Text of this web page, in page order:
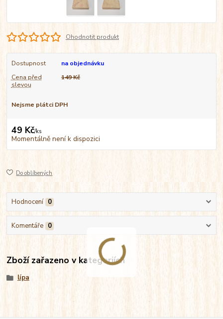
Ohodnotit produkt
Dostupnost
na objednávku
Cena před
slevou
149 Kč
Nejsme plátci DPH
49 Kč/ks
Momentálně není k dispozici
Do oblíbených
Hodnocení 0
Komentáře 0
Zboží zařazeno v kategoriích
lípa